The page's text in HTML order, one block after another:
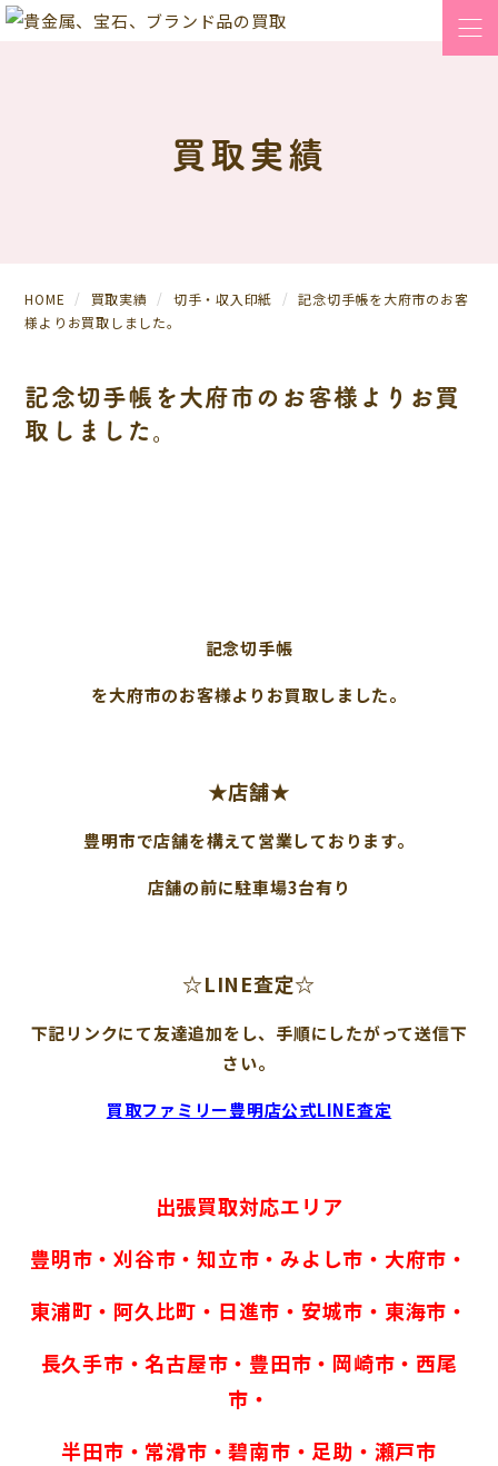
買取実績
HOME 買取実績 切手・収入印紙
記念切手帳を大府市のお客
様よりお買取しました。
記念切手帳を大府市のお客様よりお買
取しました。
記念切手帳
を大府市のお客様よりお買取しました。
★店舗★
豊明市で店舗を構えて営業しております。
店舗の前に駐車場3台有り
☆LINE査定☆
下記リンクにて友達追加をし、手順にしたがって送信下
さい。
買取ファミリー豊明店公式LINE査定
出張買取対応エリア
豊明市・刈谷市・知立市・みよし市・大府市・
東浦町・阿久比町・日進市・安城市・東海市・
長久手市・名古屋市・豊田市・岡崎市・西尾
市・
半田市・常滑市・碧南市・足助・瀬戸市